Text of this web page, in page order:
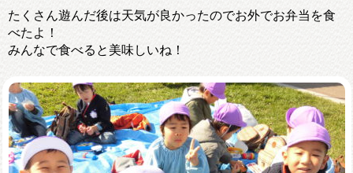
たくさん遊んだ後は天気が良かったのでお外でお弁当を食
べたよ！
みんなで食べると美味しいね！